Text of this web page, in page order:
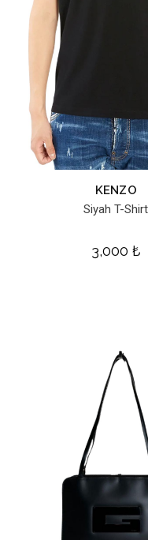
KENZO
Siyah T-Shirt
3,000 ₺